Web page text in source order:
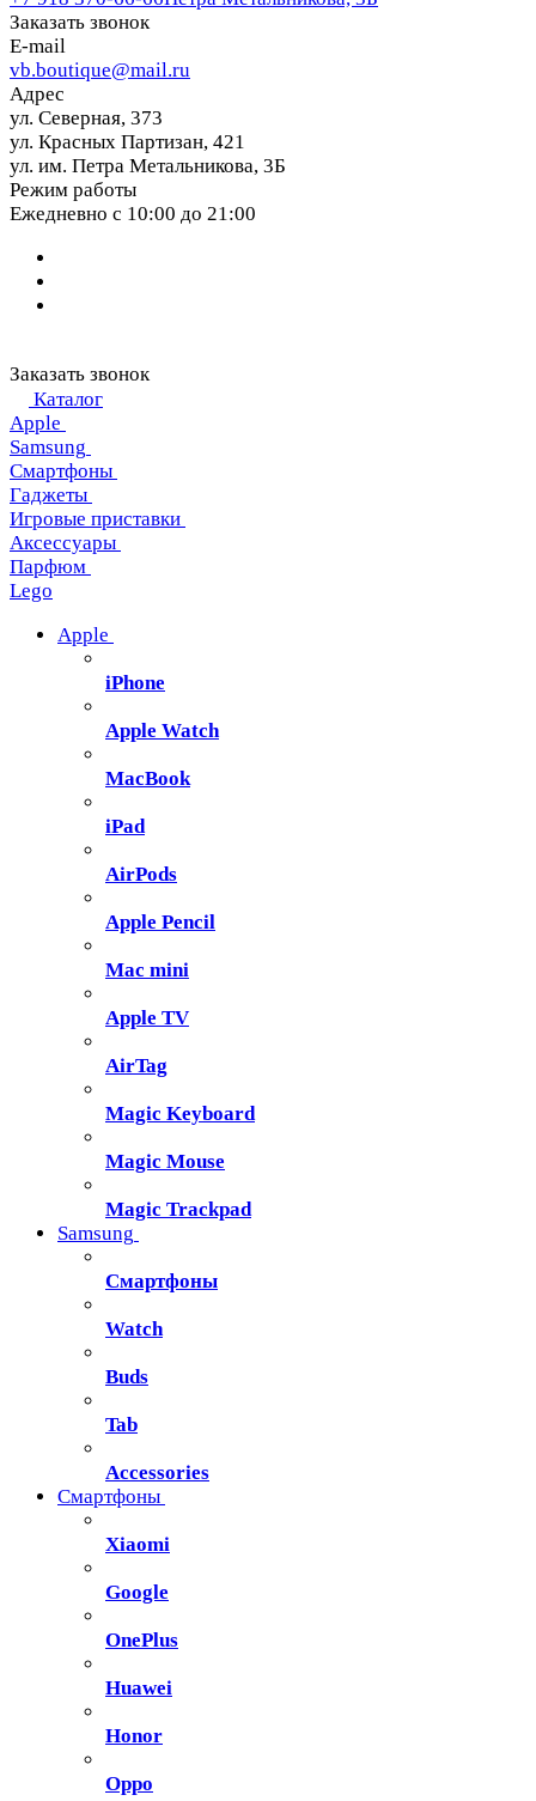
Заказать звонок
E-mail
vb.boutique@mail.ru
Адрес
ул. Северная, 373
ул. Красных Партизан, 421
ул. им. Петра Метальникова, 3Б
Режим работы
Ежедневно с 10:00 до 21:00
Заказать звонок
Каталог
Apple
Samsung
Смартфоны
Гаджеты
Игровые приставки
Аксессуары
Парфюм
Lego
Apple
iPhone
Apple Watch
MacBook
iPad
AirPods
Apple Pencil
Mac mini
Apple TV
AirTag
Magic Keyboard
Magic Mouse
Magic Trackpad
Samsung
Смартфоны
Watch
Buds
Tab
Accessories
Смартфоны
Xiaomi
Google
OnePlus
Huawei
Honor
Oppo